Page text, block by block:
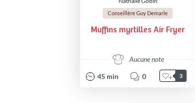
Conseillère Guy Demarle
Muffins myrtilles Air Fryer
Aucune note
45 min 0 3